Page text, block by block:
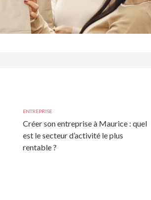
ENTREPRISE
Créer son entreprise à Maurice : quel
est le secteur d’activité le plus
rentable ?